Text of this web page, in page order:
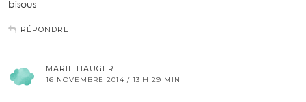
bisous
RÉPONDRE
MARIE HAUGER
16 NOVEMBRE 2014 / 13 H 29 MIN